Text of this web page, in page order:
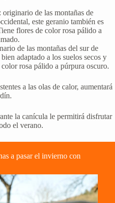
: originario de las montañas de
este geranio también es
flores de color rosa pálido a
de las montañas del sur de
adaptado a los suelos secos y
rosa pálido a púrpura oscuro.
a las olas de calor, aumentará
la canícula le permitirá disfrutar
el verano.
a pasar el invierno con